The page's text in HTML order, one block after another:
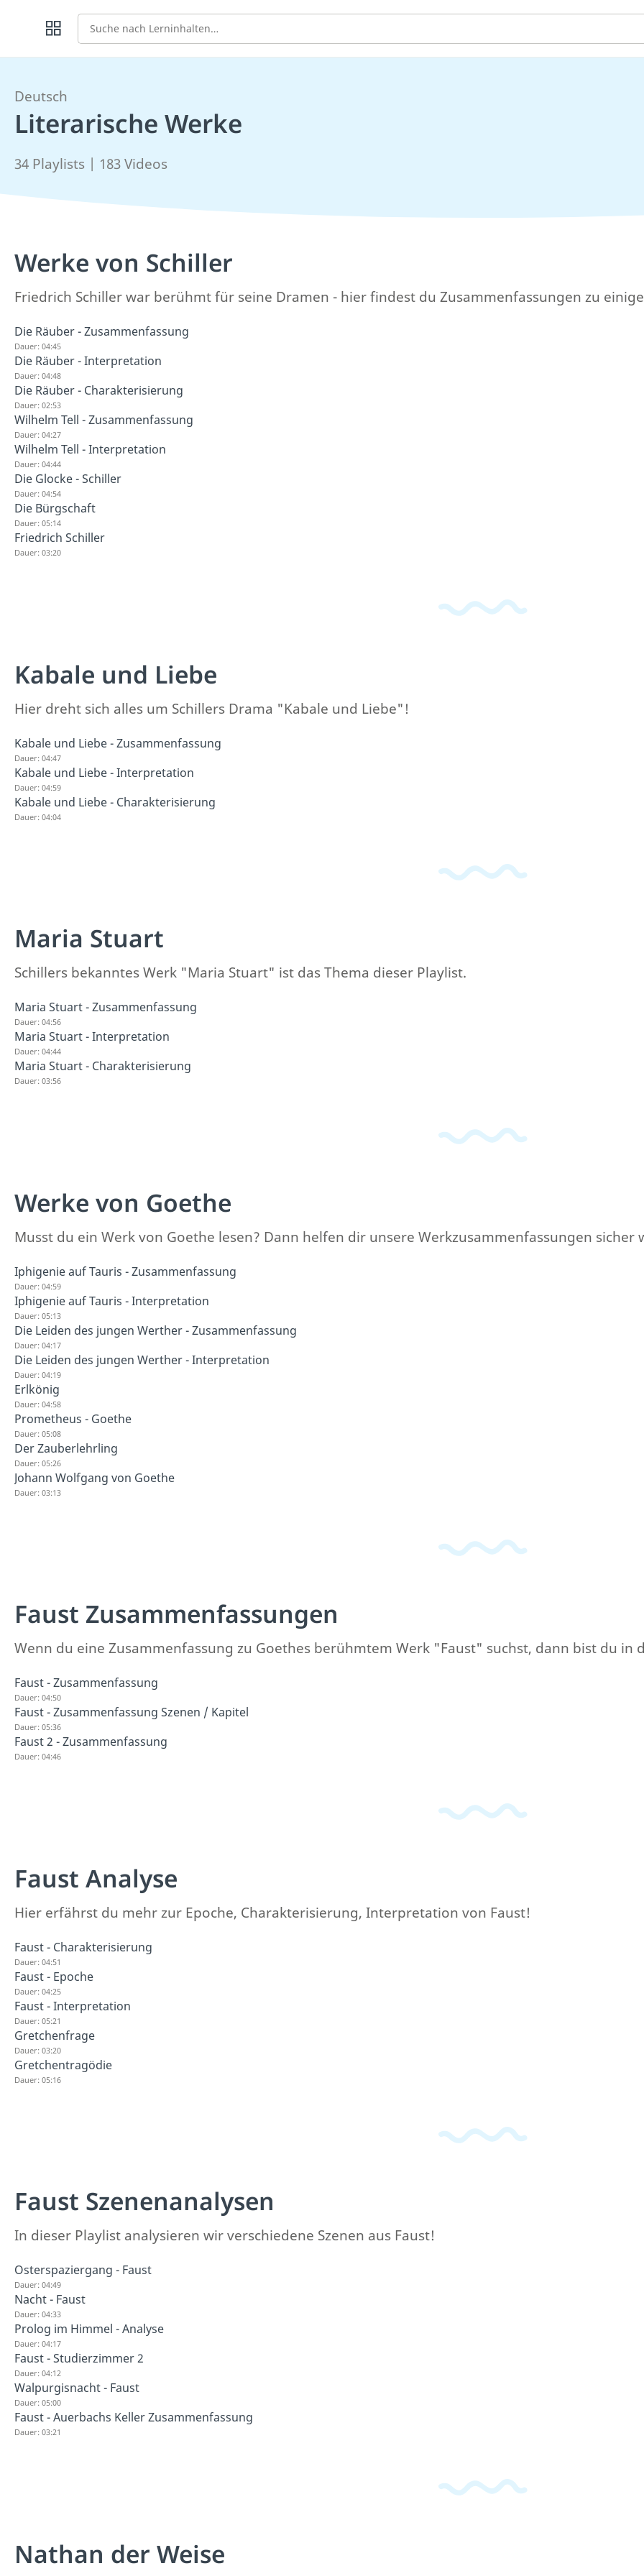
Suche
Deutsch
Literarische Werke
34 Playlists | 183 Videos
Werke von Schiller
Friedrich Schiller war berühmt für seine Dramen - hier findest du Zusammenfassungen zu
Die Räuber - Zusammenfassung
Dauer: 04:45
Die Räuber - Interpretation
Dauer: 04:48
Die Räuber - Charakterisierung
Dauer: 02:53
Wilhelm Tell - Zusammenfassung
Dauer: 04:27
Wilhelm Tell - Interpretation
Dauer: 04:44
Die Glocke - Schiller
Dauer: 04:54
Die Bürgschaft
Dauer: 05:14
Friedrich Schiller
Dauer: 03:20
Kabale und Liebe
Hier dreht sich alles um Schillers Drama "Kabale und Liebe"!
Kabale und Liebe - Zusammenfassung
Dauer: 04:47
Kabale und Liebe - Interpretation
Dauer: 04:59
Kabale und Liebe - Charakterisierung
Dauer: 04:04
Maria Stuart
Schillers bekanntes Werk "Maria Stuart" ist das Thema dieser Playlist.
Maria Stuart - Zusammenfassung
Dauer: 04:56
Maria Stuart - Interpretation
Dauer: 04:44
Maria Stuart - Charakterisierung
Dauer: 03:56
Werke von Goethe
Musst du ein Werk von Goethe lesen? Dann helfen dir unsere Werkzusammenfassungen sicher
Iphigenie auf Tauris - Zusammenfassung
Dauer: 04:59
Iphigenie auf Tauris - Interpretation
Dauer: 05:13
Die Leiden des jungen Werther - Zusammenfassung
Dauer: 04:17
Die Leiden des jungen Werther - Interpretation
Dauer: 04:19
Erlkönig
Dauer: 04:58
Prometheus - Goethe
Dauer: 05:08
Der Zauberlehrling
Dauer: 05:26
Johann Wolfgang von Goethe
Dauer: 03:13
Faust Zusammenfassungen
Wenn du eine Zusammenfassung zu Goethes berühmtem Werk "Faust" suchst, dann bist du in
Faust - Zusammenfassung
Dauer: 04:50
Faust - Zusammenfassung Szenen / Kapitel
Dauer: 05:36
Faust 2 - Zusammenfassung
Dauer: 04:46
Faust Analyse
Hier erfährst du mehr zur Epoche, Charakterisierung, Interpretation von Faust!
Faust - Charakterisierung
Dauer: 04:51
Faust - Epoche
Dauer: 04:25
Faust - Interpretation
Dauer: 05:21
Gretchenfrage
Dauer: 03:20
Gretchentragödie
Dauer: 05:16
Faust Szenenanalysen
In dieser Playlist analysieren wir verschiedene Szenen aus Faust!
Osterspaziergang - Faust
Dauer: 04:49
Nacht - Faust
Dauer: 04:33
Prolog im Himmel - Analyse
Dauer: 04:17
Faust - Studierzimmer 2
Dauer: 04:12
Walpurgisnacht - Faust
Dauer: 05:00
Faust - Auerbachs Keller Zusammenfassung
Dauer: 03:21
Nathan der Weise